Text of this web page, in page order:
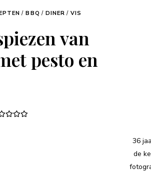
/ BBQ / DINER / VIS
van
pesto en
36
de